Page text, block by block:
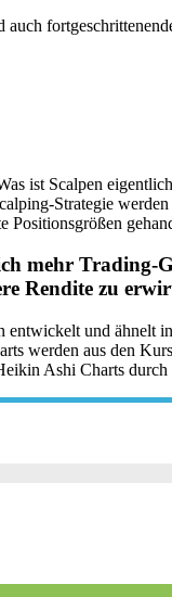
ist Scalpen
Strategie
Positionsgrößen
mehr Trading-
Rendite zu
und ähnelt
werden aus den
Ashi Charts